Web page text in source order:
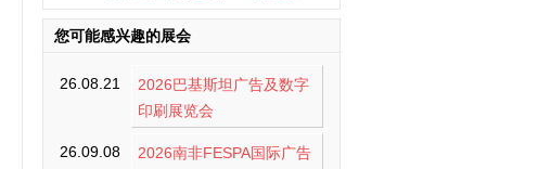
您可能感兴趣的展会
26.08.21
2026巴基斯坦广告及数字
印刷展览会
26.09.08
2026南非FESPA国际广告